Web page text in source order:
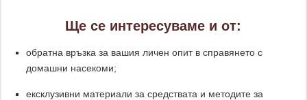
Ще се интересуваме и от:
обратна връзка за вашия личен опит в справянето с
домашни насекоми;
ексклузивни материали за средствата и методите за